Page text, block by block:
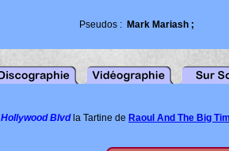
Pseudos : Mark Mariash ;
Hollywood Blvdla Tartine de Raoul And The Big